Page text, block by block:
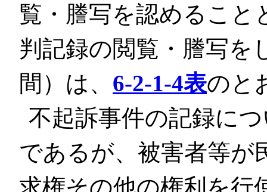
覧・謄写を認めること
判記録の閲覧・謄写を
間）は、 6-2-1-4表のと
不起訴事件の記録に
であるが、被害者等が
求権その他の権利を行